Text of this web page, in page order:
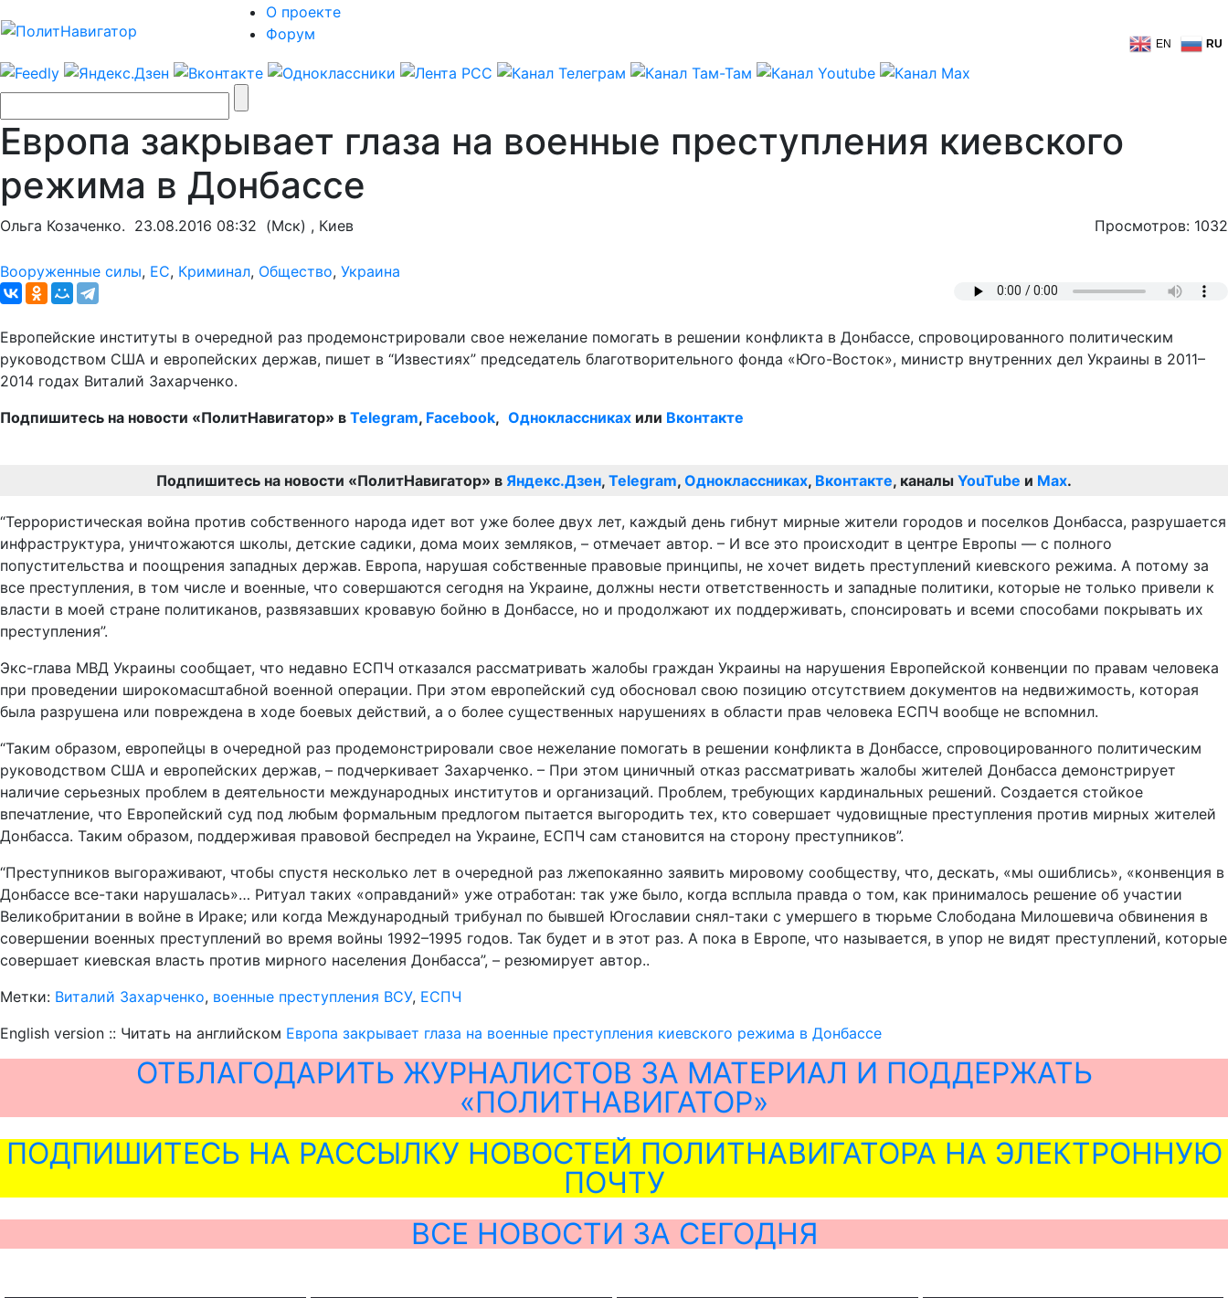
О проекте
Форум
EN RU
Европа закрывает глаза на военные преступления киевского
режима в Донбассе
Ольга Козаченко. 23.08.2016 08:32 (Мск) , Киев Просмотров: 1032
Вооруженные силы, ЕС, Криминал, Общество, Украина
Европейские институты в очередной раз продемонстрировали свое нежелание помогать в решении конфликта в Донбассе, спровоцированного политическим
руководством США и европейских держав, пишет в “Известиях” председатель благотворительного фонда «Юго-Восток», министр внутренних дел Украины в 2011–
2014 годах Виталий Захарченко.
Подпишитесь на новости «ПолитНавигатор» в Telegram, Facebook, Одноклассниках или Вконтакте
Подпишитесь на новости «ПолитНавигатор» в Яндекс.Дзен, Telegram, Одноклассниках, Вконтакте, каналы YouTube и Max.
“Террористическая война против собственного народа идет вот уже более двух лет, каждый день гибнут мирные жители городов и поселков Донбасса, разрушается
инфраструктура, уничтожаются школы, детские садики, дома моих земляков, – отмечает автор. – И все это происходит в центре Европы — с полного
попустительства и поощрения западных держав. Европа, нарушая собственные правовые принципы, не хочет видеть преступлений киевского режима. А потому за
все преступления, в том числе и военные, что совершаются сегодня на Украине, должны нести ответственность и западные политики, которые не только привели к
власти в моей стране политиканов, развязавших кровавую бойню в Донбассе, но и продолжают их поддерживать, спонсировать и всеми способами покрывать их
преступления”.
Экс-глава МВД Украины сообщает, что недавно ЕСПЧ отказался рассматривать жалобы граждан Украины на нарушения Европейской конвенции по правам человека
при проведении широкомасштабной военной операции. При этом европейский суд обосновал свою позицию отсутствием документов на недвижимость, которая
была разрушена или повреждена в ходе боевых действий, а о более существенных нарушениях в области прав человека ЕСПЧ вообще не вспомнил.
“Таким образом, европейцы в очередной раз продемонстрировали свое нежелание помогать в решении конфликта в Донбассе, спровоцированного политическим
руководством США и европейских держав, – подчеркивает Захарченко. – При этом циничный отказ рассматривать жалобы жителей Донбасса демонстрирует
наличие серьезных проблем в деятельности международных институтов и организаций. Проблем, требующих кардинальных решений. Создается стойкое
впечатление, что Европейский суд под любым формальным предлогом пытается выгородить тех, кто совершает чудовищные преступления против мирных жителей
Донбасса. Таким образом, поддерживая правовой беспредел на Украине, ЕСПЧ сам становится на сторону преступников”.
“Преступников выгораживают, чтобы спустя несколько лет в очередной раз лжепокаянно заявить мировому сообществу, что, дескать, «мы ошиблись», «конвенция в
Донбассе все-таки нарушалась»… Ритуал таких «оправданий» уже отработан: так уже было, когда всплыла правда о том, как принималось решение об участии
Великобритании в войне в Ираке; или когда Международный трибунал по бывшей Югославии снял-таки с умершего в тюрьме Слободана Милошевича обвинения в
совершении военных преступлений во время войны 1992–1995 годов. Так будет и в этот раз. А пока в Европе, что называется, в упор не видят преступлений, которые
совершает киевская власть против мирного населения Донбасса”, – резюмирует автор..
Метки: Виталий Захарченко, военные преступления ВСУ, ЕСПЧ
English version :: Читать на английском Европа закрывает глаза на военные преступления киевского режима в Донбассе
ОТБЛАГОДАРИТЬ ЖУРНАЛИСТОВ ЗА МАТЕРИАЛ И ПОДДЕРЖАТЬ
«ПОЛИТНАВИГАТОР»
ПОДПИШИТЕСЬ НА РАССЫЛКУ НОВОСТЕЙ ПОЛИТНАВИГАТОРА НА ЭЛЕКТРОННУЮ
ПОЧТУ
ВСЕ НОВОСТИ ЗА СЕГОДНЯ